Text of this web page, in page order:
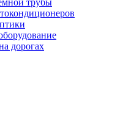
трубы
дорогах